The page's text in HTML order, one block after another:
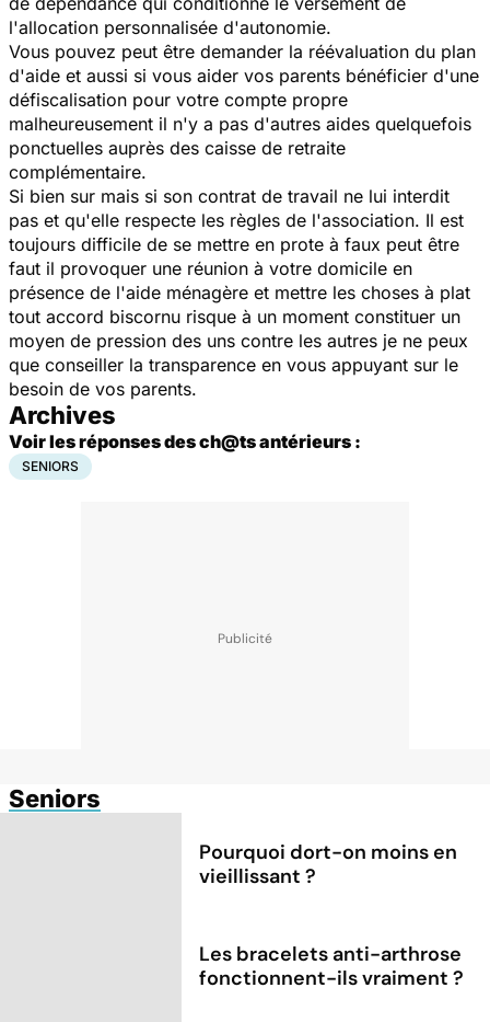
l'allocation personnalisée d'autonomie.
Vous pouvez peut être demander la réévaluation du plan
d'aide et aussi si vous aider vos parents bénéficier d'une
défiscalisation pour votre compte propre
malheureusement il n'y a pas d'autres aides quelquefois
ponctuelles auprès des caisse de retraite
complémentaire.
Si bien sur mais si son contrat de travail ne lui interdit
pas et qu'elle respecte les règles de l'association. Il est
toujours difficile de se mettre en prote à faux peut être
faut il provoquer une réunion à votre domicile en
présence de l'aide ménagère et mettre les choses à plat
tout accord biscornu risque à un moment constituer un
moyen de pression des uns contre les autres je ne peux
que conseiller la transparence en vous appuyant sur le
besoin de vos parents.
Archives
Voir les réponses des ch@ts antérieurs :
SENIORS
Seniors
Pourquoi dort-on moins en
vieillissant ?
Les bracelets anti-arthrose
fonctionnent-ils vraiment ?